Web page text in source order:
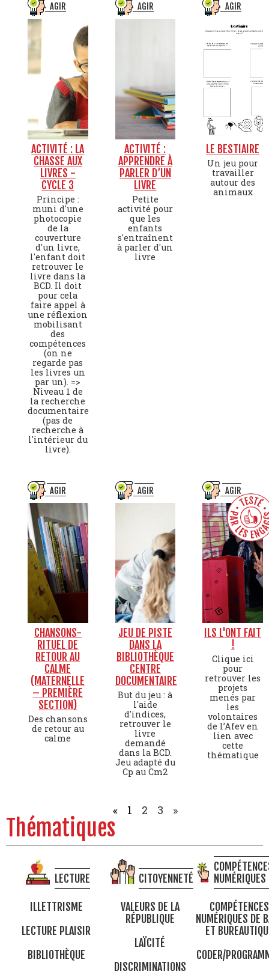
AGIR
ACTIVITÉ : LA
CHASSE AUX
LIVRES -
CYCLE 3
Principe :
muni d'une
photocopie
de la
couverture
d'un livre,
l'enfant doit
retrouver le
livre dans la
BCD. Il doit
pour cela
faire appel à
une réflexion
mobilisant
des
compétences
(on ne
regarde pas
les livres un
par un). =>
Niveau 1 de
la recherche
documentaire
(pas de
recherche à
l'intérieur du
livre).
AGIR
ACTIVITÉ :
APPRENDRE À
PARLER D’UN
LIVRE
Petite
activité pour
que les
enfants
s'entraînent
à parler d'un
livre
AGIR
LE BESTIAIRE
Un jeu pour
travailler
autour des
animaux
AGIR
CHANSONS-
RITUEL DE
RETOUR AU
CALME
(MATERNELLE
– PREMIÈRE
SECTION)
Des chansons
de retour au
calme
AGIR
JEU DE PISTE
DANS LA
BIBLIOTHÈQUE
CENTRE
DOCUMENTAIRE
But du jeu : à
l'aide
d'indices,
retrouver le
livre
demandé
dans la BCD.
Jeu adapté du
Cp au Cm2
AGIR
ILS L'ONT FAIT
!
Clique ici
pour
retrouver les
projets
menés par
les
volontaires
de l’Afev en
lien avec
cette
thématique
« 1 2 3 »
Thématiques
LECTURE
ILLETTRISME
LECTURE PLAISIR
BIBLIOTHÈQUE
CITOYENNETÉ
VALEURS DE LA
RÉPUBLIQUE
LAÏCITÉ
DISCRIMINATIONS
NUMÉRIQUES
COMPÉTENCES
NUMÉRIQUES DE
ET
CODER/